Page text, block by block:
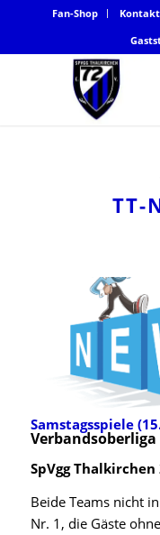
Fan-Shop Kontakt
TT-
Samstagsspiele
SpVgg Thalkirchen
Beide Teams nicht
Nr. 1, die Gäste